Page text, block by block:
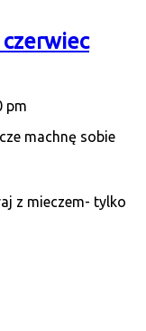
pm
machnę sobie
z mieczem- tylko